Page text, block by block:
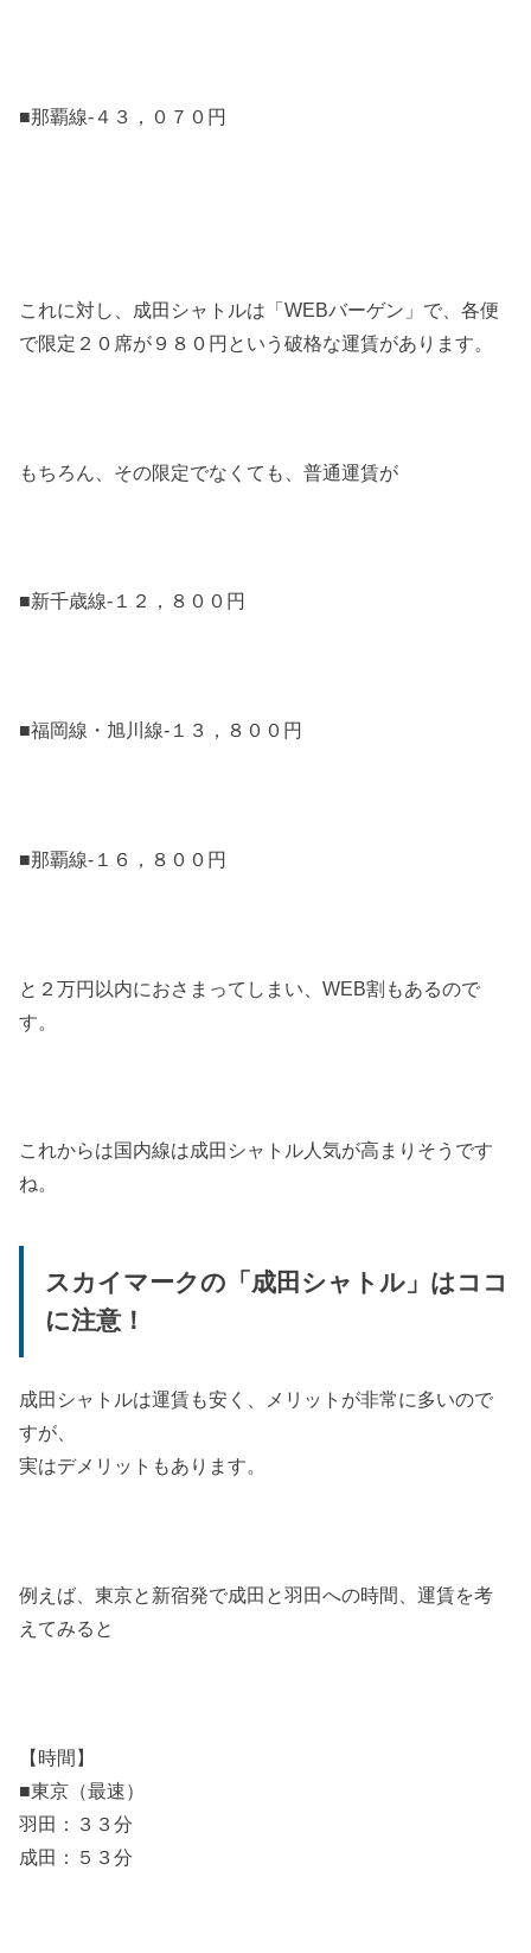
■那覇線-４３，０７０円
これに対し、成田シャトルは「WEBバーゲン」で、各便
で限定２０席が９８０円という破格な運賃があります。
もちろん、その限定でなくても、普通運賃が
■新千歳線-１２，８００円
■福岡線・旭川線-１３，８００円
■那覇線-１６，８００円
と２万円以内におさまってしまい、WEB割もあるので
す。
これからは国内線は成田シャトル人気が高まりそうです
ね。
スカイマークの「成田シャトル」はココ
に注意！
成田シャトルは運賃も安く、メリットが非常に多いので
すが、
実はデメリットもあります。
例えば、東京と新宿発で成田と羽田への時間、運賃を考
えてみると
【時間】
■東京（最速）
羽田：３３分
成田：５３分